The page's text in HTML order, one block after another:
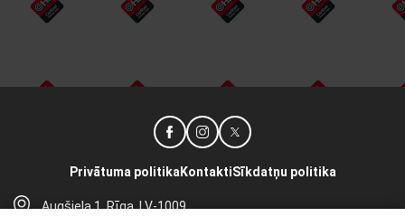
Augšiela 1, Rīga, LV-1009
Privātuma politika KontaktiSīkdatņu politika